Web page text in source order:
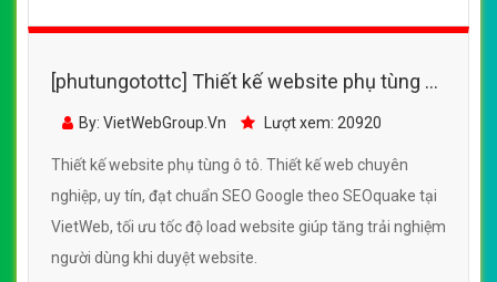
[phutungotottc] Thiết kế website phụ tùng ô
tô đẹp, chuyên nghiệp chuẩn SEO
By: VietWebGroup.Vn Lượt xem: 20920
Thiết kế website phụ tùng ô tô. Thiết kế web chuyên
nghiệp, uy tín, đạt chuẩn SEO Google theo SEOquake tại
VietWeb, tối ưu tốc độ load website giúp tăng trải nghiệm
người dùng khi duyệt website.